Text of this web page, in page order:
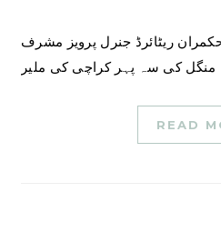
READ